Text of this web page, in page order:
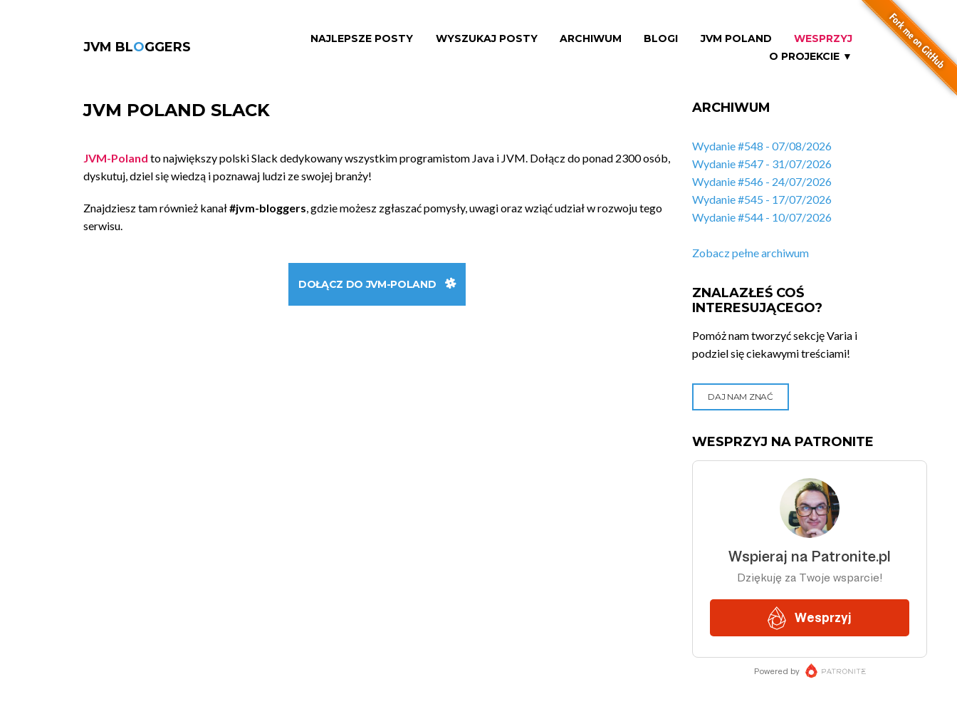
JVM BLOGGERS
NAJLEPSZE POSTY WYSZUKAJ POSTY ARCHIWUM BLOGI JVM POLAND
WESPRZYJ
O PROJEKCIE ▼
JVM POLAND SLACK
JVM-Poland to największy polski Slack dedykowany wszystkim programistom Java i JVM. Dołącz do ponad 2300 osób,
dyskutuj, dziel się wiedzą i poznawaj ludzi ze swojej branży!
Znajdziesz tam również kanał#jvm-bloggers, gdzie możesz zgłaszać pomysły, uwagi oraz wziąć udział w rozwoju tego
serwisu.
DOŁĄCZ DO JVM-POLAND
ARCHIWUM
Wydanie #548 - 07/08/2026
Wydanie #547 - 31/07/2026
Wydanie #546 - 24/07/2026
Wydanie #545 - 17/07/2026
Wydanie #544 - 10/07/2026
Zobacz pełne archiwum
ZNALAZŁEŚ COŚ
INTERESUJĄCEGO?
Pomóż nam tworzyć sekcję Varia i
podziel się ciekawymi treściami!
DAJ NAM ZNAĆ
WESPRZYJ NA PATRONITE